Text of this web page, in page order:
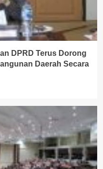
DPRD Terus Dorong
Daerah Secara